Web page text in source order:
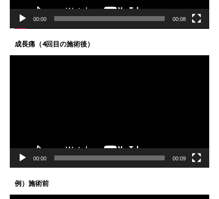
00:00 00:08
成長痛（4回目の施術後）
00:00 00:09
例）施術前